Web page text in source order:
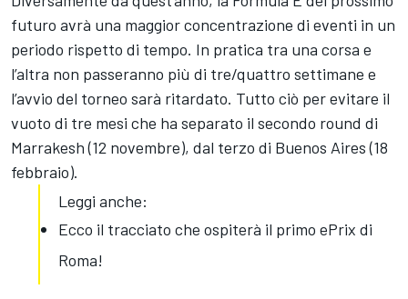
futuro avrà una maggior concentrazione di eventi in un
periodo rispetto di tempo. In pratica tra una corsa e
l’altra non passeranno più di tre/quattro settimane e
l’avvio del torneo sarà ritardato. Tutto ciò per evitare il
vuoto di tre mesi che ha separato il secondo round di
Marrakesh (12 novembre), dal terzo di Buenos Aires (18
febbraio).
Leggi anche:
Ecco il tracciato che ospiterà il primo ePrix di
Roma!